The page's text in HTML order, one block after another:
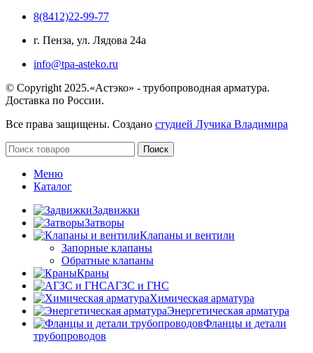
8(8412)22-99-77
г. Пенза, ул. Лядова 24а
info@tpa-asteko.ru
© Copyright 2025.«Астэко» - трубопроводная арматура.
Доставка по России.
Все права защищены. Создано студией Лучика Владимира
Поиск
Меню
Каталог
Задвижки
Затворы
Клапаны и вентили
Запорные клапаны
Обратные клапаны
Краны
АГЗС и ГНС
Химическая арматура
Энергетическая арматура
Фланцы и детали
трубопроводов